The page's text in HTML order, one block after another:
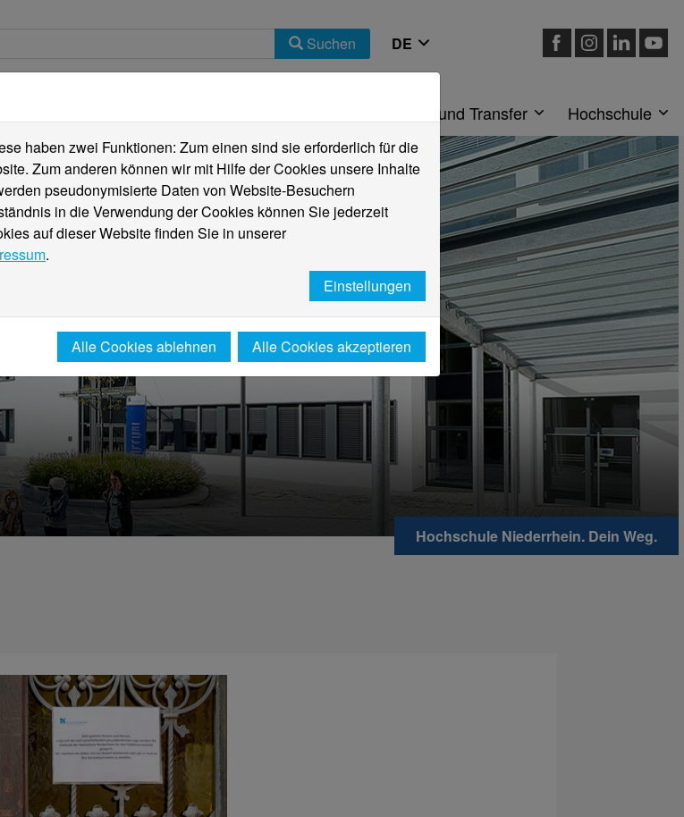
Suchen
Forschung und Transfer Hochschule
Hochschule Niederrhein. Dein Weg.
haben zwei Funktionen: Zum einen sind sie erforderlich für die
Zum anderen können wir mit Hilfe der Cookies unsere Inhalte
pseudonymisierte Daten von Website-Besuchern
in die Verwendung der Cookies können Sie jederzeit
auf dieser Website finden Sie in unserer
.
Einstellungen
Alle Cookies ablehnen Alle Cookies akzeptieren